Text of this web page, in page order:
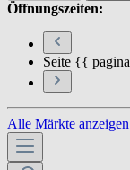
Öffnungszeiten:
Seite {{
Alle Märkte anzeigen